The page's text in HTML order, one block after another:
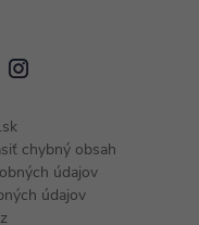
chybný obsah
údajov
údajov